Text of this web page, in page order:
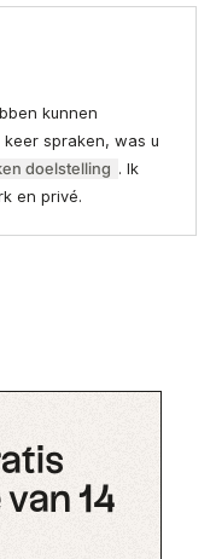
kunnen
spraken, was u
doelstelling . Ik
en privé.
14